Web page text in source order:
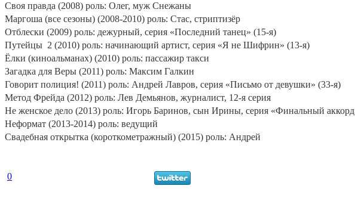
Своя правда (2008) роль: Олег, муж Снежаны
Маргоша (все сезоны) (2008-2010) роль: Стас, стриптизёр
Отблески (2009) роль: дежурный, серия «Последний танец» (15-я)
Путейцы 2 (2010) роль: начинающий артист, серия «Я не Шифрин» (13-я)
Ёлки (киноальманах) (2010) роль: пассажир такси
Загадка для Веры (2011) роль: Максим Галкин
Говорит полиция! (2011) роль: Андрей Лавров, серия «Письмо от девушки» (33-я)
Метод Фрейда (2012) роль: Лев Демьянов, журналист, 12-я серия
Не женское дело (2013) роль: Игорь Баринов, сын Ирины, серия «Финальный
Неформат (2013-2014) роль: ведущий
Свадебная открытка (короткометражный) (2015) роль: Андрей
0